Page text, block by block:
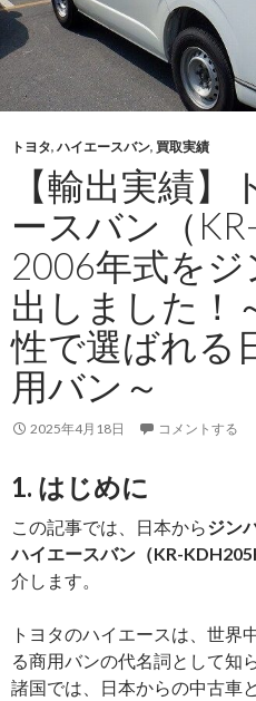
トヨタ, ハイエースバン, 買取実績
【輸出実績】
ースバン（
2006年式を
出しました！
性で選ばれる
用バン～
2025年4月18日 コメントする
1. はじめに
この記事では、日本からジン
ハイエースバン（KR-
介します。
トヨタのハイエースは、世界
る商用バンの代名詞として知
諸国では、日本からの中古車